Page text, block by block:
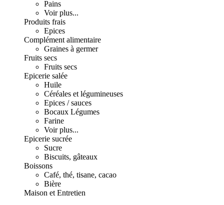
Pains
Voir plus...
Produits frais
Epices
Complément alimentaire
Graines à germer
Fruits secs
Fruits secs
Epicerie salée
Huile
Céréales et légumineuses
Epices / sauces
Bocaux Légumes
Farine
Voir plus...
Epicerie sucrée
Sucre
Biscuits, gâteaux
Boissons
Café, thé, tisane, cacao
Bière
Maison et Entretien